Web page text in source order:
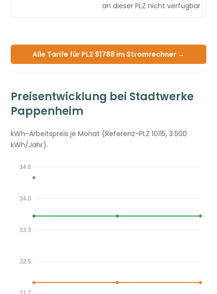
an dieser PLZ nicht verfügbar
Alle Tarife für PLZ 91788 im Stromrechner →
Preisentwicklung bei Stadtwerke
Pappenheim
kWh-Arbeitspreis je Monat (Referenz-PLZ 10115, 3.500
kWh/Jahr).